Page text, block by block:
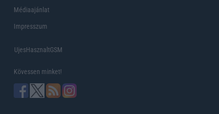
Médiaajánlat
Impresszum
UjesHasznaltGSM
Kövessen minket!